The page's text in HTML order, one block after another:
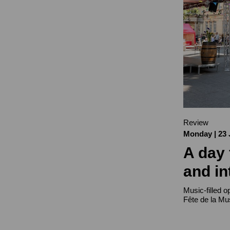
Review
Monday | 23
A
and
Music-filled
Fête de la